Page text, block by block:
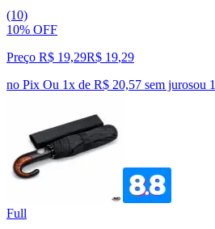
(10)
10% OFF
Preço R$ 19,29R$ 19,29
no Pix Ou 1x de R$ 20,57 sem jurosou 1
Full